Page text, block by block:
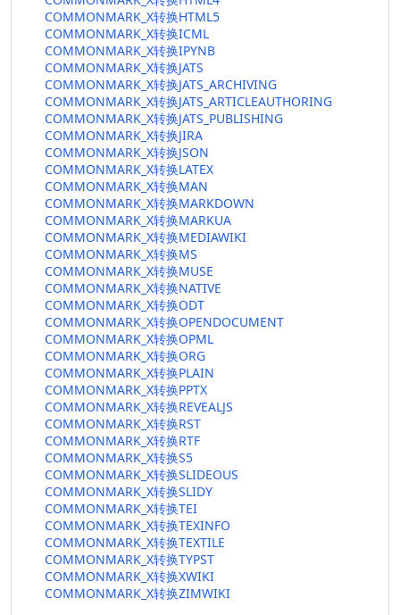
COMMONMARK_X转换HTML5
COMMONMARK_X转换ICML
COMMONMARK_X转换IPYNB
COMMONMARK_X转换JATS
COMMONMARK_X转换JATS_ARCHIVING
COMMONMARK_X转换JATS_ARTICLEAUTHORING
COMMONMARK_X转换JATS_PUBLISHING
COMMONMARK_X转换JIRA
COMMONMARK_X转换JSON
COMMONMARK_X转换LATEX
COMMONMARK_X转换MAN
COMMONMARK_X转换MARKDOWN
COMMONMARK_X转换MARKUA
COMMONMARK_X转换MEDIAWIKI
COMMONMARK_X转换MS
COMMONMARK_X转换MUSE
COMMONMARK_X转换NATIVE
COMMONMARK_X转换ODT
COMMONMARK_X转换OPENDOCUMENT
COMMONMARK_X转换OPML
COMMONMARK_X转换ORG
COMMONMARK_X转换PLAIN
COMMONMARK_X转换PPTX
COMMONMARK_X转换REVEALJS
COMMONMARK_X转换RST
COMMONMARK_X转换RTF
COMMONMARK_X转换S5
COMMONMARK_X转换SLIDEOUS
COMMONMARK_X转换SLIDY
COMMONMARK_X转换TEI
COMMONMARK_X转换TEXINFO
COMMONMARK_X转换TEXTILE
COMMONMARK_X转换TYPST
COMMONMARK_X转换XWIKI
COMMONMARK_X转换ZIMWIKI